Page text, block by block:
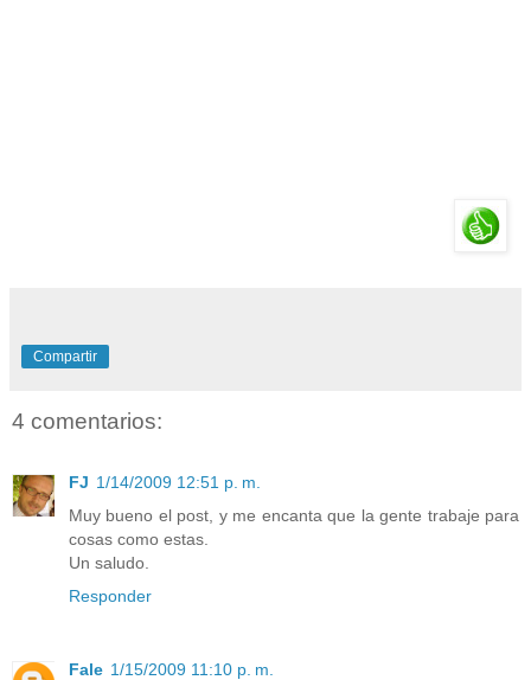
Compartir
4 comentarios:
FJ 1/14/2009 12:51 p. m.
Muy bueno el post, y me encanta que la gente trabaje para
cosas como estas.
Un saludo.
Responder
Fale 1/15/2009 11:10 p. m.